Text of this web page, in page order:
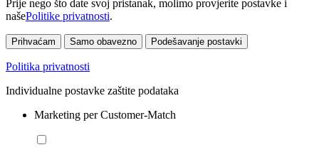
Prije nego što date svoj pristanak, molimo provjerite postavke i
našePolitike privatnosti.
Prihvaćam Samo obavezno Podešavanje postavki
Politika privatnosti
Individualne postavke zaštite podataka
Marketing per Customer-Match